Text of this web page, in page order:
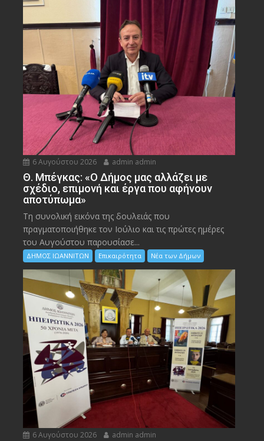
6 Αυγούστου 2026 admin admin
Θ. Μπέγκας: «Ο Δήμος μας αλλάζει με
σχέδιο, επιμονή και έργα που αφήνουν
αποτύπωμα»
Τη συνολική εικόνα της δουλειάς που
πραγματοποιήθηκε τον Ιούλιο και τις πρώτες ημέρες
του Αυγούστου παρουσίασε...
ΔΗΜΟΣ ΙΩΑΝΝΙΤΩΝ Επικαιρότητα Νέα των Δήμων
6 Αυγούστου 2026 admin admin